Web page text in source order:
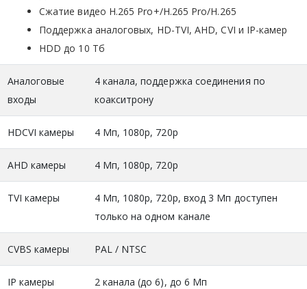
Сжатие видео H.265 Pro+/H.265 Pro/H.265
Поддержка аналоговых, HD-TVI, AHD, CVI и IP-камер
HDD до 10 Тб
Аналоговые
входы
4 канала, поддержка соединения по
коакситрону
HDCVI камеры 4 Мп, 1080р, 720р
AHD камеры 4 Мп, 1080р, 720р
TVI камеры
4 Мп, 1080р, 720р, вход 3 Мп доступен
только на одном канале
CVBS камеры PAL / NTSC
IP камеры 2 канала (до 6), до 6 Мп